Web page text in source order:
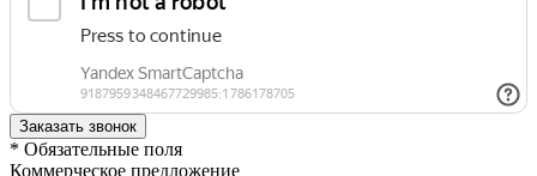
* Обязательные поля
Коммерческое предложение